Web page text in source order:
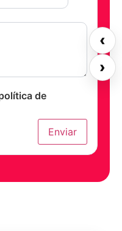
de
Enviar
‹
›